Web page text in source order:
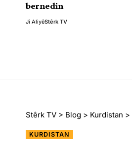
bernedin
Ji AliyêStêrk TV
Stêrk TV > Blog > Kurdistan >
KURDISTAN